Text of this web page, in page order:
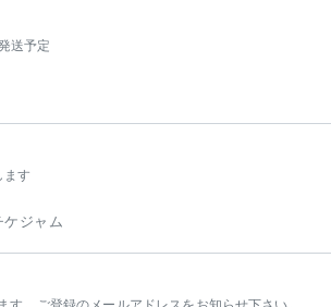
送予定
ます
ジャム